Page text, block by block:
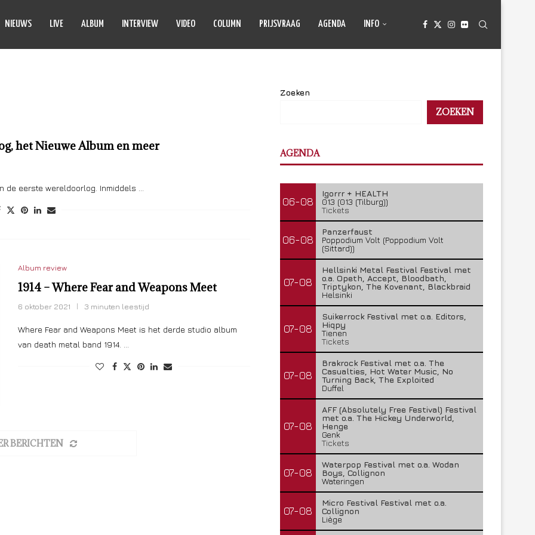
NIEUWS LIVE ALBUM INTERVIEW VIDEO COLUMN PRIJSVRAAG AGENDA INFO
het Nieuwe Album en meer
de eerste wereldoorlog. Inmiddels …
Album review
1914 – Where Fear and Weapons Meet
6 oktober 2021 3 minuten leestijd
Where Fear and Weapons Meet is het derde studio album
van death metal band 1914. …
BERICHTEN
Zoeken
ZOEKEN
AGENDA
06-08
Igorrr + HEALTH
013 (013 (Tilburg))
Tickets
06-08
Panzerfaust
Poppodium Volt (Poppodium Volt
(Sittard))
07-08
Hellsinki Metal Festival Festival met
o.a. Opeth, Accept, Bloodbath,
Triptykon, The Kovenant, Blackbraid
Helsinki
07-08
Suikerrock Festival met o.a. Editors,
Hiqpy
Tienen
Tickets
07-08
Brakrock Festival met o.a. The
Casualties, Hot Water Music, No
Turning Back, The Exploited
Duffel
07-08
AFF (Absolutely Free Festival) Festival
met o.a. The Hickey Underworld,
Henge
Genk
Tickets
07-08
Waterpop Festival met o.a. Wodan
Boys, Collignon
Wateringen
07-08
Micro Festival Festival met o.a.
Collignon
Liège